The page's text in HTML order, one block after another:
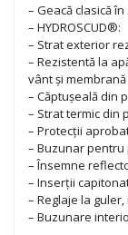
– Geacă clasică în
– HYDROSCUD®:
– Strat exterior
– Rezistentă la
vânt și
– Căptușeală din
– Strat termic din
– Protecții
– Buzunar
– Însemne
– Inserții
– Reglaje la
– Buzunare